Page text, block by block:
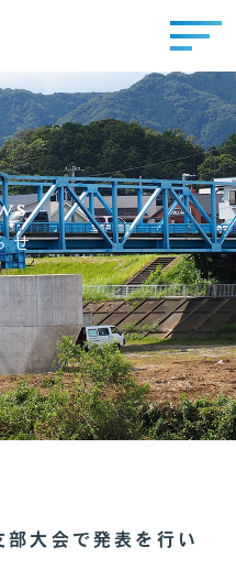
せ
大会で発表を行い